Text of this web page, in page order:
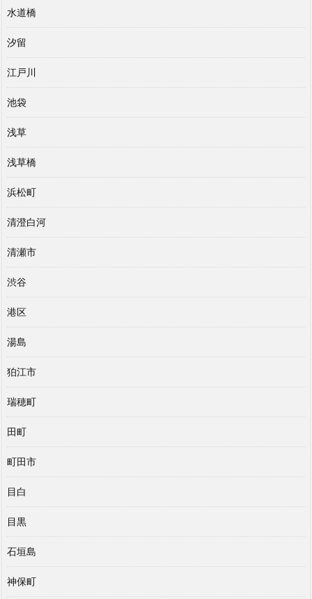
水道橋
汐留
江戸川
池袋
浅草
浅草橋
浜松町
清澄白河
清瀬市
渋谷
港区
湯島
狛江市
瑞穂町
田町
町田市
目白
目黒
石垣島
神保町